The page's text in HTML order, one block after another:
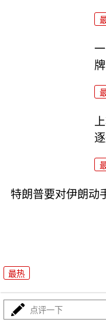
特朗普要对伊朗动
最热
美国踏进3个大坑
点评一下